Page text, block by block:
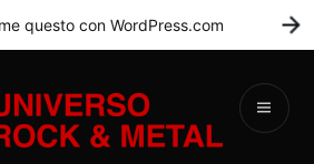
Universo Rock &
Metal
questo con WordPress.com